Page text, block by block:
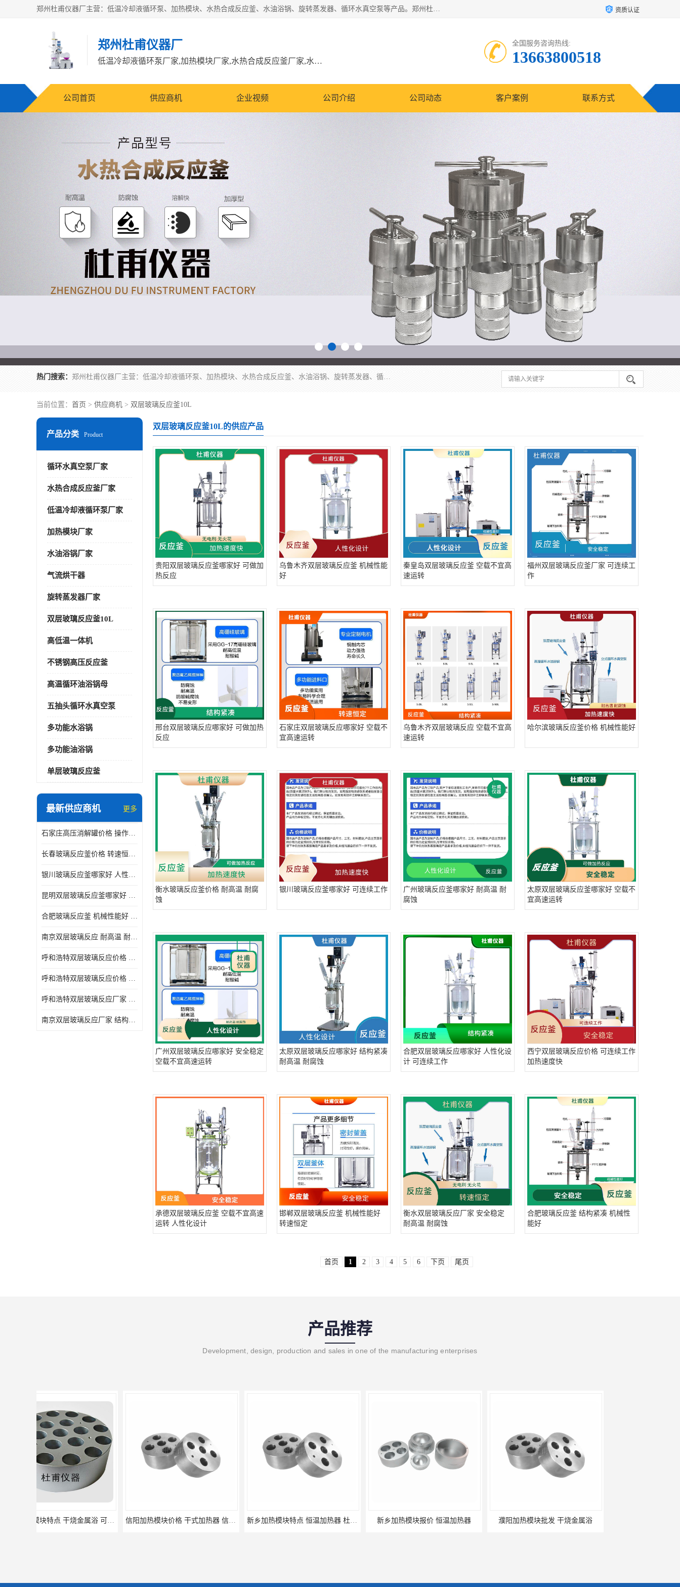
郑州杜甫仪器厂主营：低温冷却液循环泵、加热模块、水热合成反应釜、水油浴锅、旋转蒸发器、循环水真空泵等产品。郑州杜甫仪器厂在众多的教学仪器行业中依靠科技力量扬长避短、迅速发展，成为国家教委*生产教学仪器的厂家，产品具有国内良好水平，主导产品通过ISO9002质量认证。 资质认证
郑州杜甫仪器厂
低温冷却液循环泵厂家,加热模块厂家,水热合成反应釜厂家,水油浴锅厂家,旋转蒸发器厂家
全国服务咨询热线:
13663800518
公司首页 供应商机 企业视频 公司介绍 公司动态 客户案例 联系方式
热门搜索： 郑州杜甫仪器厂主营：低温冷却液循环泵、加热模块、水热合成反应釜、水油浴锅、旋转蒸发器、循环水真空泵等产品。郑州杜甫仪器厂在众多的教学仪器行业中依靠科技力量扬长避短、迅速发展，成为国家教委*生产教学仪器的厂家，产品具有国内良好水平，主导产品通过ISO9002质量认证。
当前位置： 首页 > 供应商机 > 双层玻璃反应釜10L
产品分类 Product
循环水真空泵厂家
水热合成反应釜厂家
低温冷却液循环泵厂家
加热模块厂家
水油浴锅厂家
气流烘干器
旋转蒸发器厂家
双层玻璃反应釜10L
高低温一体机
不锈钢高压反应釜
高温循环油浴锅母
五抽头循环水真空泵
多功能水浴锅
多功能油浴锅
单层玻璃反应釜
最新供应商机 更多
石家庄高压消解罐价格 操作简单 使用安全
长春玻璃反应釜价格 转速恒定 机械性能好
银川玻璃反应釜哪家好 人性化设计 可连续工作
昆明双层玻璃反应釜哪家好 人性化设计 可连续工作 机械性能好
合肥玻璃反应釜 机械性能好 可连续工作
南京双层玻璃反应 耐高温 耐腐蚀 空载不宜高速运转
呼和浩特双层玻璃反应价格 安全稳定 机械性能好
呼和浩特双层玻璃反应价格 结构紧凑 可做加热反应
呼和浩特双层玻璃反应厂家 转速恒定 空载不宜高速运转
南京双层玻璃反应厂家 结构紧凑 可连续工作 可做加热反应
双层玻璃反应釜10L的供应产品
贵阳双层玻璃反应釜哪家好 可做加
热反应
乌鲁木齐双层玻璃反应釜 机械性能
好
秦皇岛双层玻璃反应釜 空载不宜高
速运转
福州双层玻璃反应釜厂家 可连续工
作
邢台双层玻璃反应哪家好 可做加热
反应
石家庄双层玻璃反应哪家好 空载不
宜高速运转
乌鲁木齐双层玻璃反应 空载不宜高
速运转
哈尔滨玻璃反应釜价格 机械性能好
衡水玻璃反应釜价格 耐高温 耐腐
蚀
银川玻璃反应釜哪家好 可连续工作
广州玻璃反应釜哪家好 耐高温 耐
腐蚀
太原双层玻璃反应釜哪家好 空载不
宜高速运转
广州双层玻璃反应哪家好 安全稳定
空载不宜高速运转
太原双层玻璃反应哪家好 结构紧凑
耐高温 耐腐蚀
合肥双层玻璃反应哪家好 人性化设
计 可连续工作
西宁双层玻璃反应价格 可连续工作
加热速度快
承德双层玻璃反应釜 空载不宜高速
运转 人性化设计
邯郸双层玻璃反应釜 机械性能好
转速恒定
衡水双层玻璃反应厂家 安全稳定
耐高温 耐腐蚀
合肥玻璃反应釜 结构紧凑 机械性
能好
首页 1 2 3 4 5 6 下页 尾页
产品推荐
Development, design, production and sales in one of the manufacturing enterprises
信阳加热模块价格 干式加热器 信誉好 新乡加热模块特点 恒温加热器 杜甫仪器 新乡加热模块报价 恒温加热器 濮阳加热模块批发 干烧金属浴 河南加热模块价格 干式加热器